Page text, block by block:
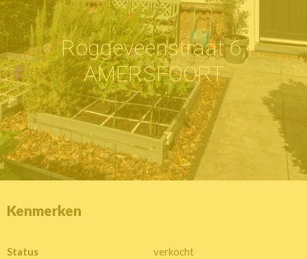
Roggeveenstraat 6,
AMERSFOORT
Kenmerken
Status verkocht